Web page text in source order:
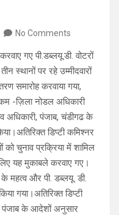
No Comments
गए पी.डब्लयू.डी. वोटरों
स्थानों पर रहे उम्मीदवारों
समारोह करवाया गया,
-ज़िला नोडल अधिकारी
अधिकारी, पंजाब, चंडीगढ के
डिप्टी कमिश्नर
को चुनाव प्रक्रिया में शामिल
यह मुकाबले करवाए गए।
के महत्व और पी. डब्लयू. डी.
गया।अतिरिक्त डिप्टी
पंजाब के आदेशों अनुसार